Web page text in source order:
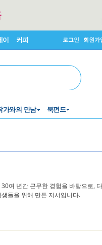
커피 로그인 회원가
가와의 만남 북펀드
여 년간 근무한 경험을 바탕으로,
들을 위해 만든 저서입니다.